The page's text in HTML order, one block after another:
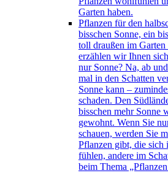
Garten haben.
Pflanzen für den
bisschen Sonne, ein
toll draußen im Garten
erzählen wir Ihnen
nur Sonne? Na, ab
mal in den Schatten
Sonne kann –
schaden. Den
bisschen mehr Sonne
gewohnt. Wenn Sie
schauen, werden Sie
Pflanzen gibt, die sich
fühlen, andere im
beim Thema